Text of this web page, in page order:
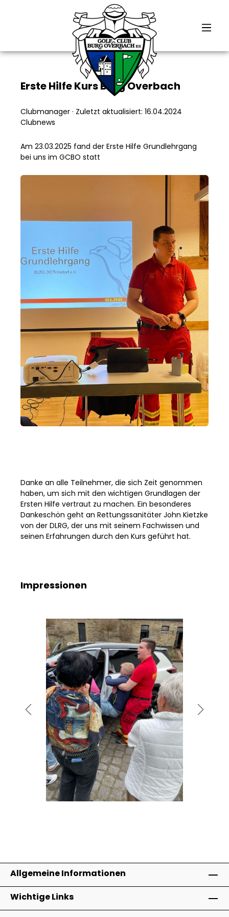
Erste Hilfe Kurs Burg Overbach
Clubmanager · Zuletzt aktualisiert: 16.04.2024
Clubnews
Am 23.03.2025 fand der Erste Hilfe Grundlehrgang
bei uns im GCBO statt
Danke an alle Teilnehmer, die sich Zeit genommen
haben, um sich mit den wichtigen Grundlagen der
Ersten Hilfe vertraut zu machen. Ein besonderes
Dankeschön geht an Rettungssanitäter John Kietzke
von der DLRG, der uns mit seinem Fachwissen und
seinen Erfahrungen durch den Kurs geführt hat.
Impressionen
Bildergalerie überspringen
Allgemeine Informationen
Wichtige Links